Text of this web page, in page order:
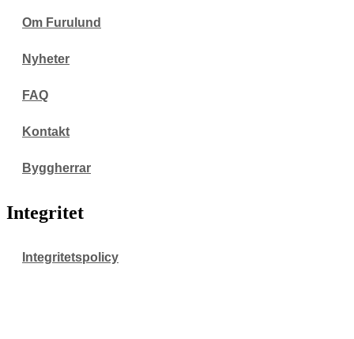
Om Furulund
Nyheter
FAQ
Kontakt
Byggherrar
Integritet
Integritetspolicy